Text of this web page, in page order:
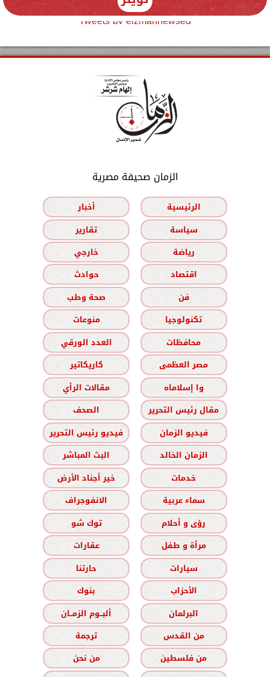
Tweets by elzmannewseg
الزمان صحيفة مصرية
الرئيسية
أخبار
سياسة
تقارير
رياضة
خارجي
اقتصاد
حوادث
فن
صحة وطب
تكنولوجيا
منوعات
محافظات
العدد الورقي
مصر العظمى
كاريكاتير
وا إسلاماه
مقالات الرأي
مقال رئيس التحرير
الصحف
فيديو الزمان
فيديو رئيس التحرير
الزمان الخالد
البث المباشر
خدمات
خير أجناد الأرض
سماء عربية
الانفوجراف
رؤى و أحلام
توك شو
مرأة و طفل
عقارات
سيارات
حارتنا
الأحزاب
بنوك
البرلمان
ألبــوم الزمــان
من القدس
ترجمة
من فلسطين
من نحن